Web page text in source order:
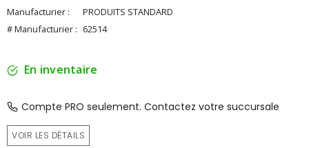
Manufacturier :
PRODUITS STANDARD
# Manufacturier : 62514
En inventaire
Compte PRO seulement. Contactez votre succursale
VOIR LES DÉTAILS